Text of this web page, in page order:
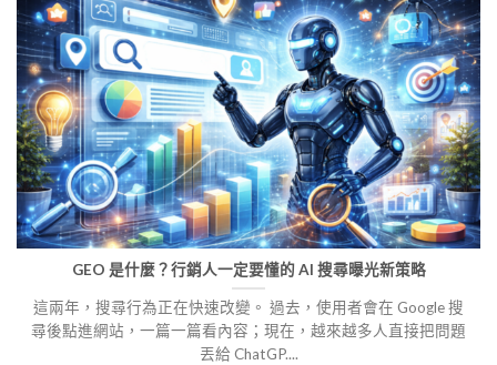
GEO 是什麼？行銷人一定要懂的 AI 搜尋曝光新策略
這兩年，搜尋行為正在快速改變。 過去，使用者會在 Google 搜
尋後點進網站，一篇一篇看內容；現在，越來越多人直接把問題
丟給 ChatGP....